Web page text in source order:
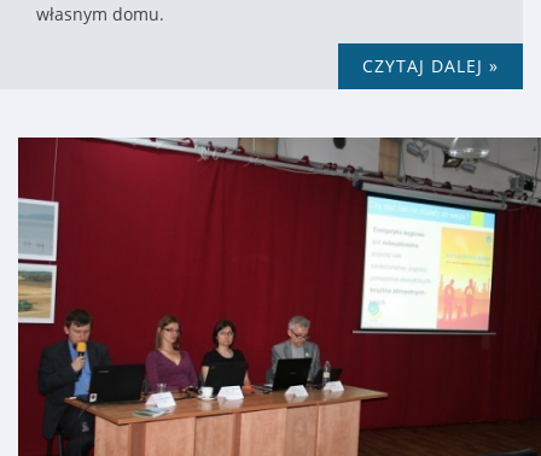
własnym domu.
CZYTAJ DALEJ »